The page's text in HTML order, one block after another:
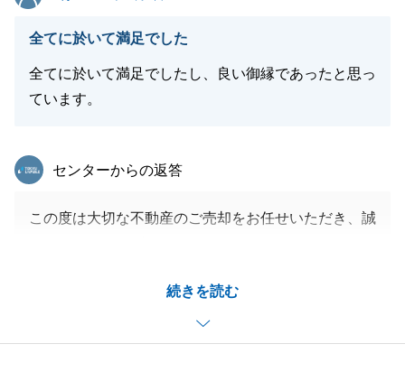
閉じる
全てに於いて満足でした
全てに於いて満足でしたし、良い御縁であったと思っ
ています。
続きを読む
東急リバブル
センターからの返答
この度は大切な不動産のご売却をお任せいただき、誠
り一層気持ちを込めてご紹介させていただきました。
F様の多大なご協力のおかげさまで素敵な買主様に巡
り合うことができました。